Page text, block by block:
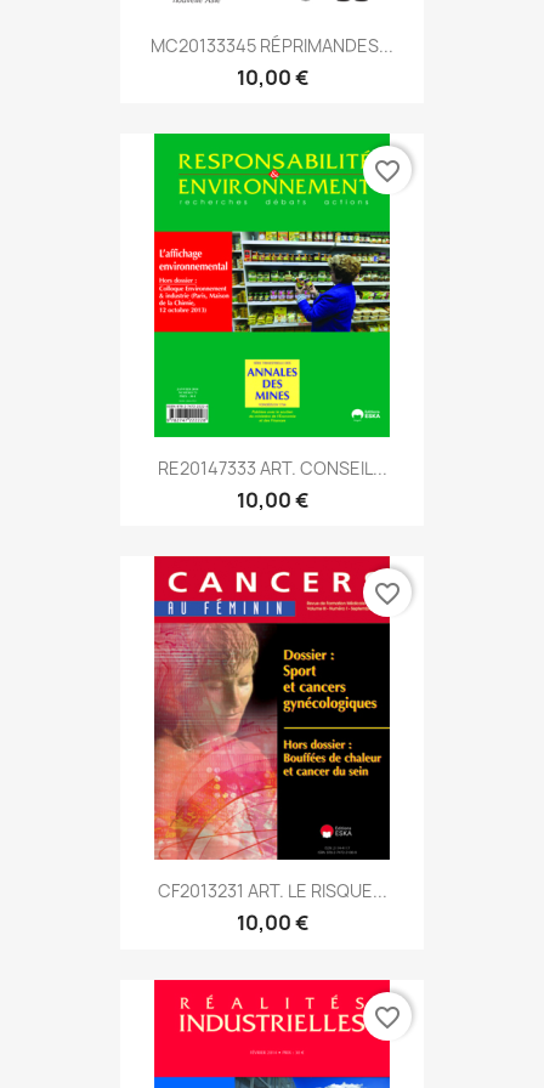
MC20133345 RÉPRIMANDES...
10,00 €
RE20147333 ART. CONSEIL...
10,00 €
favorite_border
CF2013231 ART. LE RISQUE...
10,00 €
favorite_border
favorite_border